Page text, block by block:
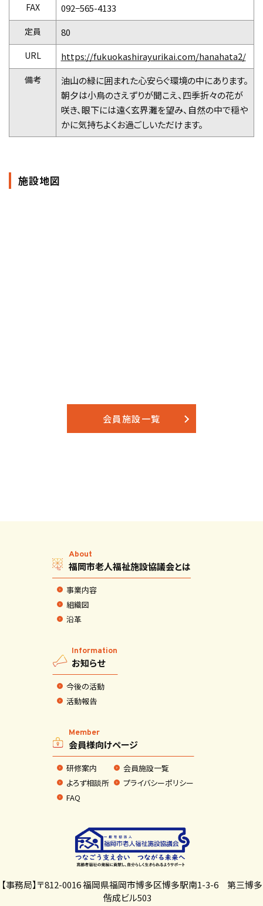
FAX 092−565-4133
定員 80
URL https://fukuokashirayurikai.com/hanahata2/
備考
油山の緑に囲まれた心安らぐ環境の中にあります。
朝夕は小鳥のさえずりが聞こえ、四季折々の花が
咲き、眼下には遠く玄界灘を望み、自然の中で穏や
かに気持ちよくお過ごしいただけます。
施設地図
会員施設一覧
About
福岡市老人福祉施設協議会とは
事業内容
組織図
沿革
Information
お知らせ
今後の活動
活動報告
Member
会員様向けページ
研修案内
よろず相談所
FAQ
会員施設一覧
プライバシーポリシー
【事務局】〒812-0016 福岡県福岡市博多区博多駅南1-3-6 第三博多
偕成ビル503